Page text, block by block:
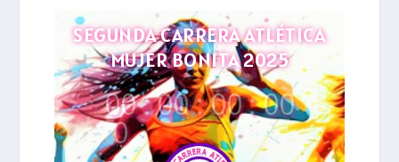
SEGUNDA CARRERA ATLÉTICA
MUJER BONITA 2025
00
0
:00:00:00